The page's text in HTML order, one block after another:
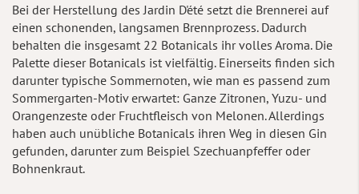
Bei der Herstellung des Jardin D'été setzt die Brennerei auf
einen schonenden, langsamen Brennprozess. Dadurch
behalten die insgesamt 22 Botanicals ihr volles Aroma. Die
Palette dieser Botanicals ist vielfältig. Einerseits finden sich
darunter typische Sommernoten, wie man es passend zum
Sommergarten-Motiv erwartet: Ganze Zitronen, Yuzu- und
Orangenzeste oder Fruchtfleisch von Melonen. Allerdings
haben auch unübliche Botanicals ihren Weg in diesen Gin
gefunden, darunter zum Beispiel Szechuanpfeffer oder
Bohnenkraut.